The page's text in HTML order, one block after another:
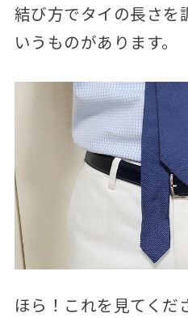
結び方でタイの長さを
いうものがあります。
ほら！これを見てくだ